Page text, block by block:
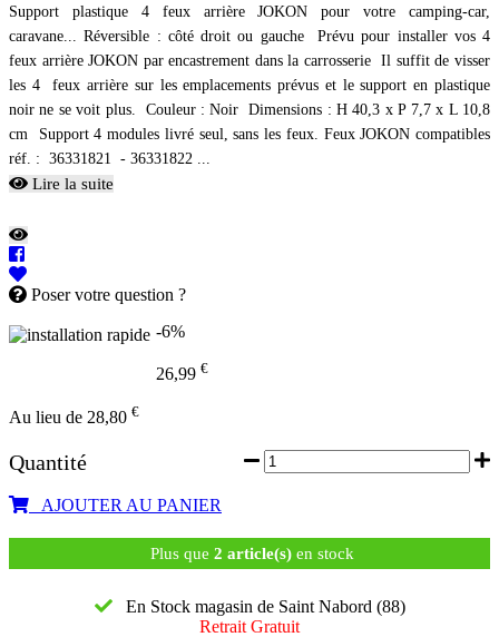
Support plastique 4 feux arrière JOKON pour votre camping-car,
caravane... Réversible : côté droit ou gauche Prévu pour installer vos 4
feux arrière JOKON par encastrement dans la carrosserie Il suffit de visser
les 4 feux arrière sur les emplacements prévus et le support en plastique
noir ne se voit plus. Couleur : Noir Dimensions : H 40,3 x P 7,7 x L 10,8
cm Support 4 modules livré seul, sans les feux. Feux JOKON compatibles
réf. : 36331821 - 36331822 ...
Lire la suite
Poser votre question ?
-6%
26,99 €
Au lieu de 28,80 €
Quantité
AJOUTER AU PANIER
Plus que 2 article(s)en stock
En Stock magasin de Saint Nabord (88)
Retrait Gratuit